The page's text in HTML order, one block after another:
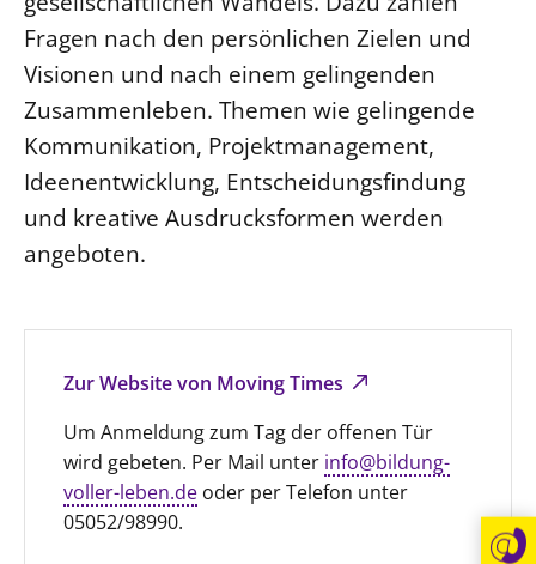
Zur Website von Moving Times
Um Anmeldung zum Tag der offenen Tür
wird gebeten. Per Mail unter info@bildung-
voller-leben.de oder per Telefon unter
05052/98990.
Fragen nach den persönlichen Zielen und
Visionen und nach einem gelingenden
Zusammenleben. Themen wie gelingende
Kommunikation, Projektmanagement,
Ideenentwicklung, Entscheidungsfindung
und kreative Ausdrucksformen werden
angeboten.
Finanzplanung
Fundraising
IT-Service
Corporate Design
Interventionsplan
Jahresgespräche
Kantine Speiseplan
Kirchliche Verwaltung
Klimaschutzgesetz
NKVK
Öffentlichkeitsarbeit
Personalausschuss